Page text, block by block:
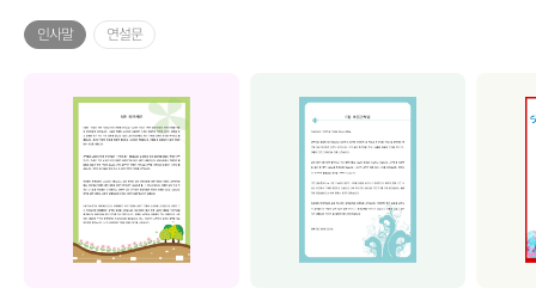
인사말 연설문